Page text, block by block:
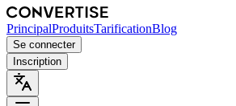
PrincipalProduitsTarificationBlog
Se connecter
Inscription